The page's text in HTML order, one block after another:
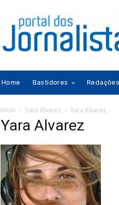
Home Bastidores Redações
Início Yara Alvarez Yara Alvarez
Yara Alvarez